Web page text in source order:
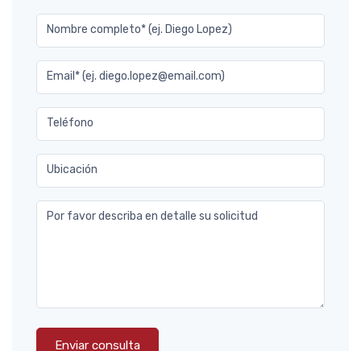
Nombre completo* (ej. Diego Lopez)
Email* (ej. diego.lopez@email.com)
Teléfono
Ubicación
Por favor describa en detalle su solicitud
Enviar consulta